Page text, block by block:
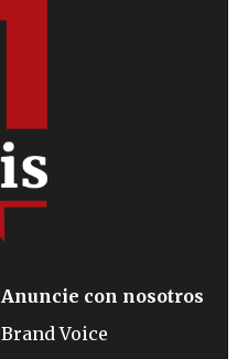
Anuncie con nosotros
Brand Voice